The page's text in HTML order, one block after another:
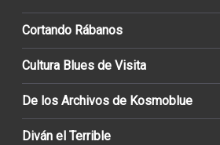
Cortando Rábanos
Cultura Blues de Visita
De los Archivos de Kosmoblue
Diván el Terrible